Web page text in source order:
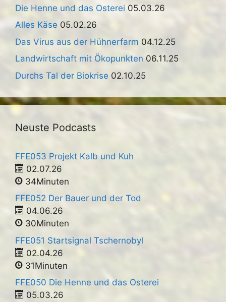
Die Henne und das Osterei 05.03.26
Alles Käse 05.02.26
Das Virus aus der Hühnerfarm 04.12.25
Landwirtschaft mit Ökopunkten 06.11.25
Durchs Tal der Biokrise 02.10.25
Neuste Podcasts
FFE053 Projekt Kalb und Kuh
02.07.26
34Minuten
FFE052 Der Bauer und der Tod
04.06.26
30Minuten
FFE051 Startsignal Tschernobyl
02.04.26
31Minuten
FFE050 Die Henne und das Osterei
05.03.26